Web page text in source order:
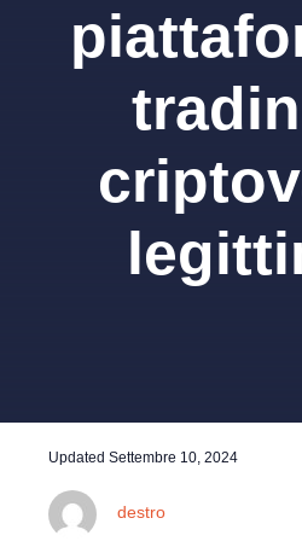
Updated Settembre 10, 2024
destro